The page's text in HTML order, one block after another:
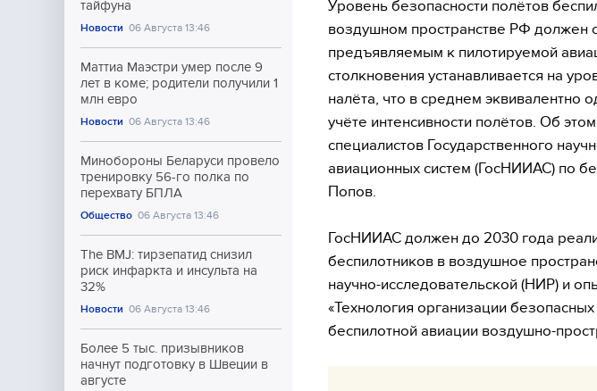
тайфуна
Новости 06 Августа 13:46
Маттиа Маэстри умер после 9
лет в коме; родители получили 1
млн евро
Новости 06 Августа 13:46
Минобороны Беларуси провело
тренировку 56-го полка по
перехвату БПЛА
Общество 06 Августа 13:46
The BMJ: тирзепатид снизил
риск инфаркта и инсульта на
32%
Новости 06 Августа 13:46
Более 5 тыс. призывников
начнут подготовку в Швеции в
августе
Уровень безопасности полётов
воздушном пространстве РФ должен
предъявляемым к пилотируемой
столкновения устанавливается на
налёта, что в среднем эквивалентно
учёте интенсивности полётов. Об
специалистов Государственного
авиационных систем (ГосНИИАС) по
Попов.
ГосНИИАС должен до 2030 года
беспилотников в воздушное
научно-исследовательской (НИР) и
«Технология организации
беспилотной авиации воздушно-